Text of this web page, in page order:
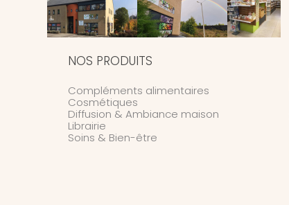
NOS PRODUITS
Compléments alimentaires
Cosmétiques
Diffusion & Ambiance maison
Librairie
Soins & Bien-être